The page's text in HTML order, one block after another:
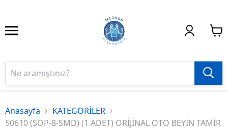
Anasayfa
KATEGORİLER
50610 (SOP-8-SMD) (1 ADET) ORİJİNAL OTO BEYİN TAMİR